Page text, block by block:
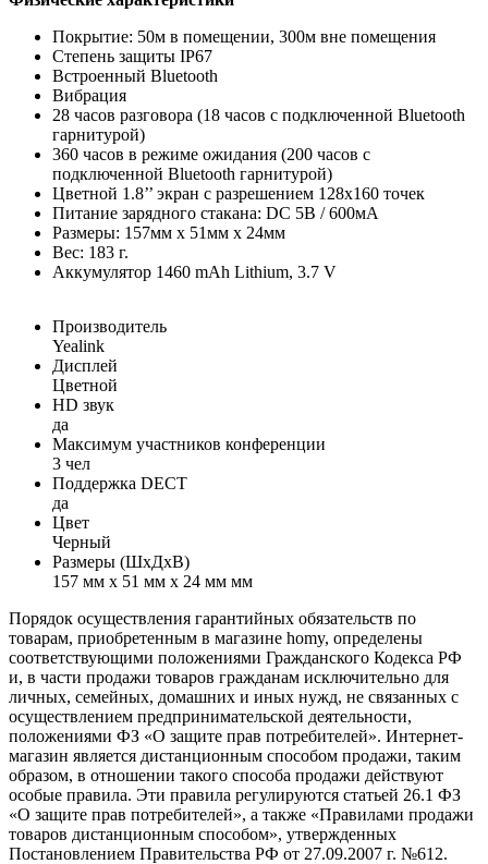
Покрытие: 50м в помещении, 300м вне помещения
Степень защиты IP67
Встроенный Bluetooth
Вибрация
28 часов разговора (18 часов с подключенной Bluetooth
гарнитурой)
360 часов в режиме ожидания (200 часов с
подключенной Bluetooth гарнитурой)
Цветной 1.8’’ экран с разрешением 128x160 точек
Питание зарядного стакана: DC 5В / 600мA
Размеры: 157мм x 51мм x 24мм
Вес: 183 г.
Аккумулятор 1460 mAh Lithium, 3.7 V
Производитель
Yealink
Дисплей
Цветной
HD звук
да
Максимум участников конференции
3 чел
Поддержка DECT
да
Цвет
Черный
Размеры (ШxДxВ)
157 мм х 51 мм х 24 мм мм
Порядок осуществления гарантийных обязательств по
товарам, приобретенным в магазине homy, определены
соответствующими положениями Гражданского Кодекса РФ
и, в части продажи товаров гражданам исключительно для
личных, семейных, домашних и иных нужд, не связанных с
осуществлением предпринимательской деятельности,
положениями ФЗ «О защите прав потребителей». Интернет-
магазин является дистанционным способом продажи, таким
образом, в отношении такого способа продажи действуют
особые правила. Эти правила регулируются статьей 26.1 ФЗ
«О защите прав потребителей», а также «Правилами продажи
товаров дистанционным способом», утвержденных
Постановлением Правительства РФ от 27.09.2007 г. №612.